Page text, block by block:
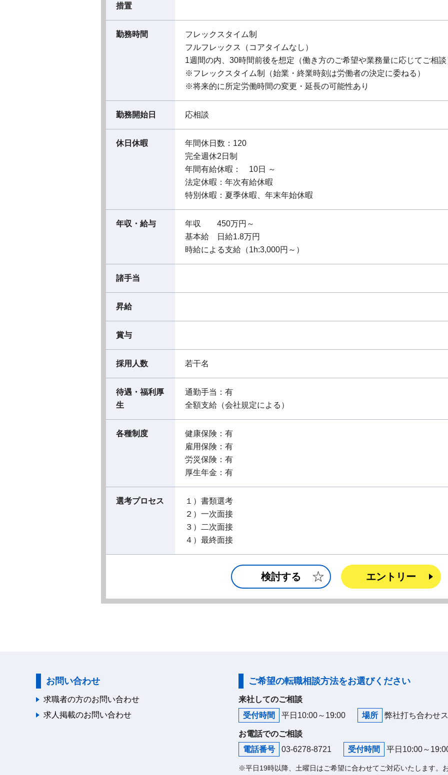
措置
勤務時間
フレックスタイム制
フルフレックス（コアタイムなし）
1週間の内、30時間前後を想定（働き方のご希望や業務量に応じてご相談
※フレックスタイム制（始業・終業時刻は労働者の決定に委ねる）
※将来的に所定労働時間の変更・延長の可能性あり
勤務開始日 応相談
休日休暇
年間休日数：120
完全週休2日制
年間有給休暇： 10日 ～
法定休暇：年次有給休暇
特別休暇：夏季休暇、年末年始休暇
年収・給与
年収 450万円～
基本給 日給1.8万円
時給による支給（1h:3,000円～）
諸手当
昇給
賞与
採用人数 若干名
待遇・福利厚
生
通勤手当：有
全額支給（会社規定による）
各種制度
健康保険：有
雇用保険：有
労災保険：有
厚生年金：有
選考プロセス
１）書類選考
２）一次面接
３）二次面接
４）最終面接
検討する エントリー
お問い合わせ
求職者の方のお問い合わせ
求人掲載のお問い合わせ
ご希望の転職相談方法をお選びください
来社してのご相談
受付時間
平日10:00～19:00 場所 弊社打ち合わせ
お電話でのご相談
電話番号
03-6278-8721 受付時間 平日10:00～
※平日19時以降、土曜日はご希望に合わせてご対応いたします。